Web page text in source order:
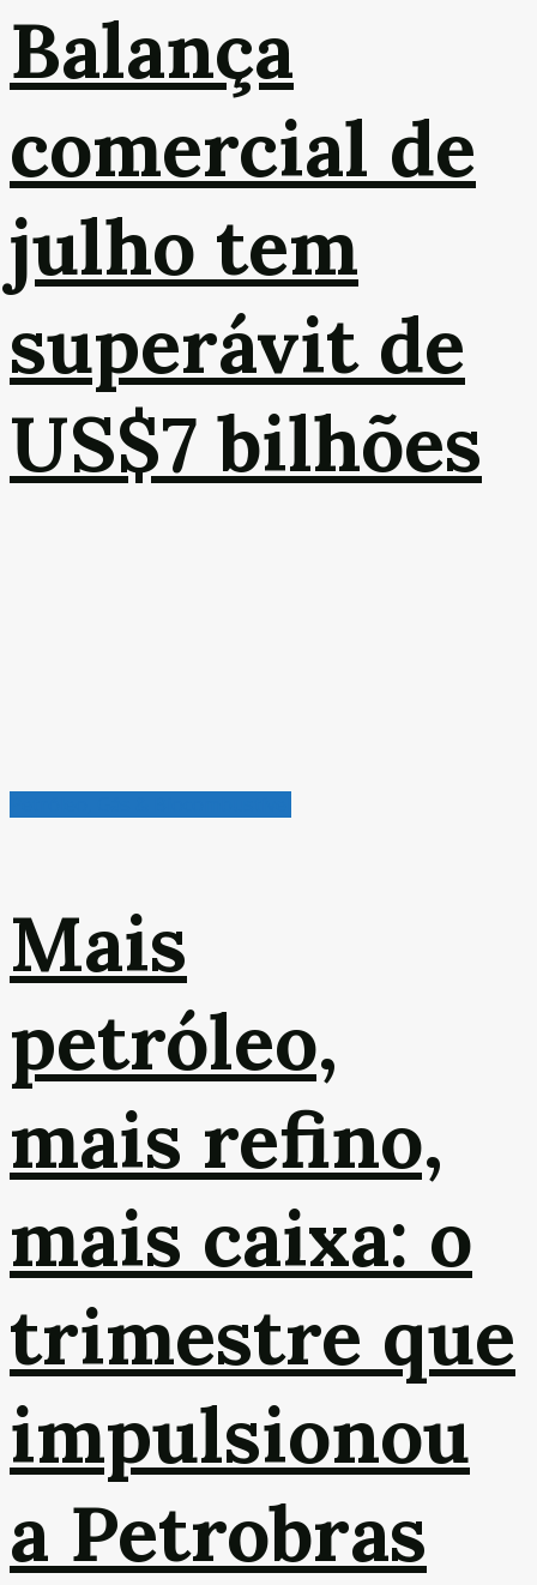
Balança
comercial de
julho tem
superávit de
US$7 bilhões
Mais
petróleo,
mais refino,
mais caixa: o
trimestre que
impulsionou
a Petrobras